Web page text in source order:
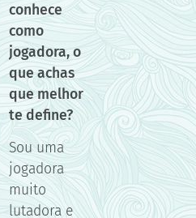
conhece
como
jogadora, o
que achas
que melhor
te define?
Sou uma
jogadora
muito
lutadora e